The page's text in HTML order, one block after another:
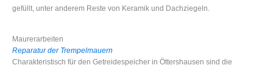
gefüllt, unter anderem Reste von Keramik und Dachziegeln.
Maurerarbeiten
Reparatur der Trempelmauern
Charakteristisch für den Getreidespeicher in Öttershausen sind die